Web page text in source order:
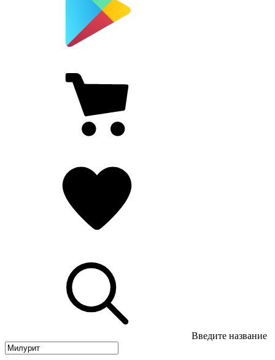
Введите название